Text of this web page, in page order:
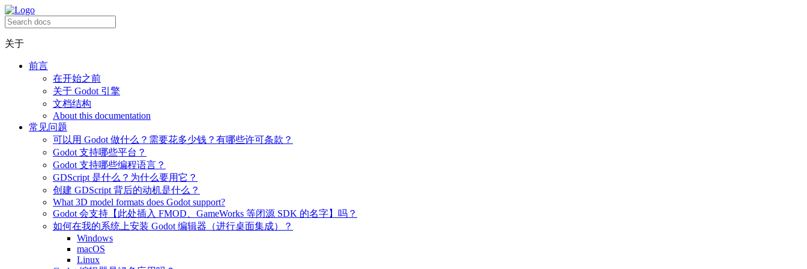
关于
前言
在开始之前
关于 Godot 引擎
文档结构
About this documentation
常见问题
可以用 Godot 做什么？需要花多少钱？有哪些许可条款？
Godot 支持哪些平台？
Godot 支持哪些编程语言？
GDScript 是什么？为什么要用它？
创建 GDScript 背后的动机是什么？
What 3D model formats does Godot support?
Godot 会支持【此处插入 FMOD、GameWorks 等闭源 SDK 的名字】吗？
如何在我的系统上安装 Godot 编辑器（进行桌面集成）？
Windows
macOS
Linux